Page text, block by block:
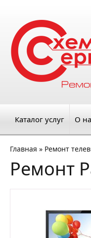
Каталог услуг О
Главная » Ремонт
Ремонт